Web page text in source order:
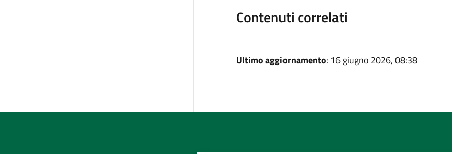
Contenuti correlati
Ultimo aggiornamento: 16 giugno 2026, 08:38